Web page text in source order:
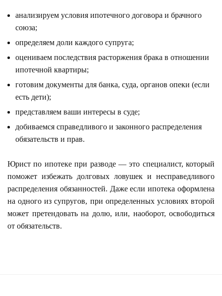
анализируем условия ипотечного договора и брачного
союза;
определяем доли каждого супруга;
оцениваем последствия расторжения брака в отношении
ипотечной квартиры;
готовим документы для банка, суда, органов опеки (если
есть дети);
представляем ваши интересы в суде;
добиваемся справедливого и законного распределения
обязательств и прав.
Юрист по ипотеке при разводе — это специалист, который
поможет избежать долговых ловушек и несправедливого
распределения обязанностей. Даже если ипотека оформлена
на одного из супругов, при определенных условиях второй
может претендовать на долю, или, наоборот, освободиться
от обязательств.